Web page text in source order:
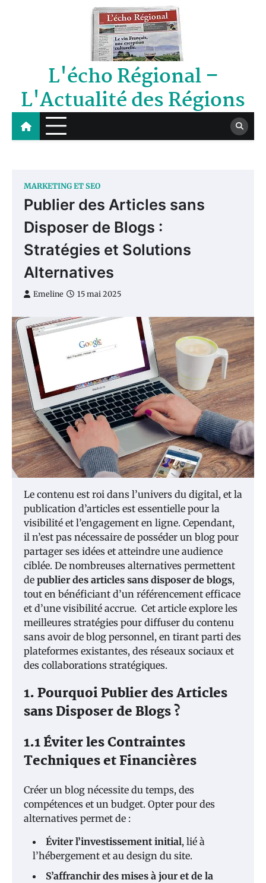
L'écho Régional –
L'Actualité des Régions
MARKETING ET SEO
Publier des Articles sans
Disposer de Blogs :
Stratégies et Solutions
Alternatives
Emeline 15 mai 2025
Le contenu est roi dans l’univers du digital, et la
publication d’articles est essentielle pour la
visibilité et l’engagement en ligne. Cependant,
il n’est pas nécessaire de posséder un blog pour
partager ses idées et atteindre une audience
ciblée. De nombreuses alternatives permettent
de publier des articles sans disposer de blogs,
tout en bénéficiant d’un référencement efficace
et d’une visibilité accrue. Cet article explore les
meilleures stratégies pour diffuser du contenu
sans avoir de blog personnel, en tirant parti des
plateformes existantes, des réseaux sociaux et
des collaborations stratégiques.
1. Pourquoi Publier des Articles
sans Disposer de Blogs ?
1.1 Éviter les Contraintes
Techniques et Financières
Créer un blog nécessite du temps, des
compétences et un budget. Opter pour des
alternatives permet de :
Éviter l’investissement initial, lié à
l’hébergement et au design du site.
S’affranchir des mises à jour et de la